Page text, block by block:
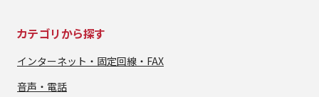
カテゴリから探す
インターネット・ 固定回線・FAX
音声・電話